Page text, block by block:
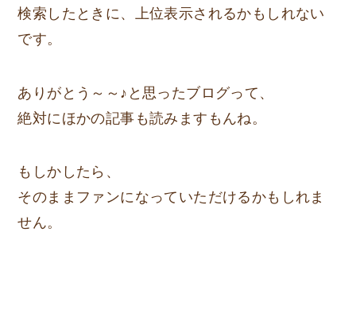
検索したときに、上位表示されるかもしれない
です。
ありがとう～～♪と思ったブログって、
絶対にほかの記事も読みますもんね。
もしかしたら、
そのままファンになっていただけるかもしれま
せん。